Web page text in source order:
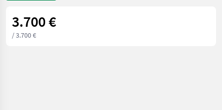
3.700 €
/ 3.700 €